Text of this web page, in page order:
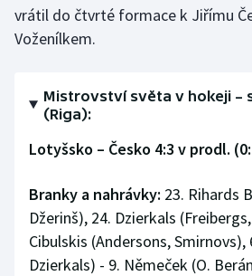
vrátil do čtvrté formace k Jiřímu
Voženílkem.
Mistrovství světa v hokeji –
(Riga):
Lotyšsko – Česko 4:3 v prodl.
Branky a nahrávky: 23. Rihards
Džerinš), 24. Dzierkals
Cibulskis (Andersons,
Dzierkals) - 9. Němeček (O.